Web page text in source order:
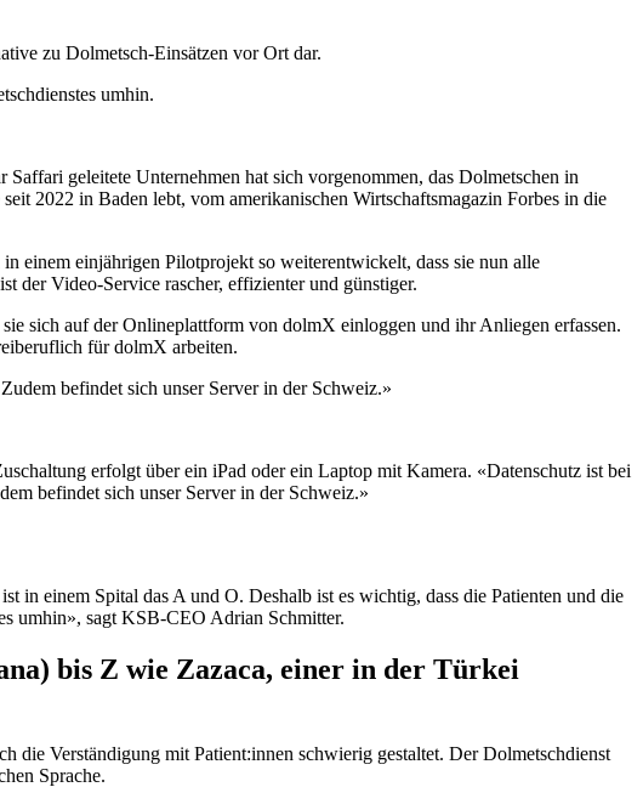
zu Dolmetsch-Einsätzen vor Ort dar.
umhin.
geleitete Unternehmen hat sich vorgenommen, das Dolmetschen in
2022 in Baden lebt, vom amerikanischen Wirtschaftsmagazin Forbes in die
einem einjährigen Pilotprojekt so weiterentwickelt, dass sie nun alle
der Video-Service rascher, effizienter und günstiger.
sich auf der Onlineplattform von dolmX einloggen und ihr Anliegen erfassen.
für dolmX arbeiten.
befindet sich unser Server in der Schweiz.»
erfolgt über ein iPad oder ein Laptop mit Kamera. «Datenschutz ist bei
befindet sich unser Server in der Schweiz.»
in einem Spital das A und O. Deshalb ist es wichtig, dass die Patienten und die
umhin», sagt KSB-CEO Adrian Schmitter.
bis Z wie Zazaca, einer in der Türkei
Verständigung mit Patient:innen schwierig gestaltet. Der Dolmetschdienst
Sprache.